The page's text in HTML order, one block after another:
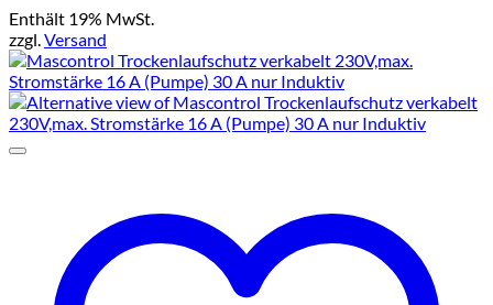
Enthält 19% MwSt.
zzgl.Versand